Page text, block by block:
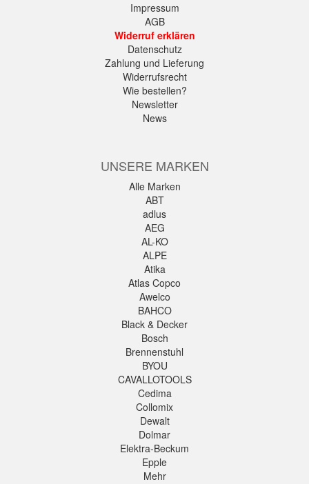
Impressum
AGB
Widerruf erklären
Datenschutz
Zahlung und Lieferung
Widerrufsrecht
Wie bestellen?
Newsletter
News
UNSERE MARKEN
Alle Marken
ABT
adlus
AEG
AL-KO
ALPE
Atika
Atlas Copco
Awelco
BAHCO
Black & Decker
Bosch
Brennenstuhl
BYOU
CAVALLOTOOLS
Cedima
Collomix
Dewalt
Dolmar
Elektra-Beckum
Epple
Mehr